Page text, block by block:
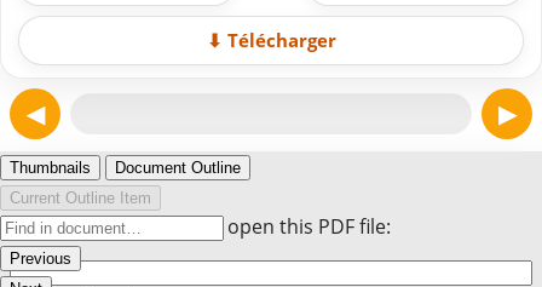
⬇ Télécharger
◀ ▶
Thumbnails
Document Outline
Current Outline Item
Previous
Enter the password to open this PDF file: